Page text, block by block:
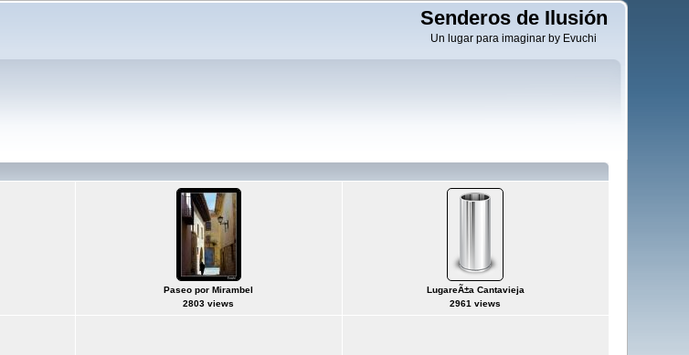
Senderos de Ilusión
Un lugar para imaginar by Evuchi
Paseo por Mirambel
2803 views
LugareÃ±a Cantavieja
2961 views